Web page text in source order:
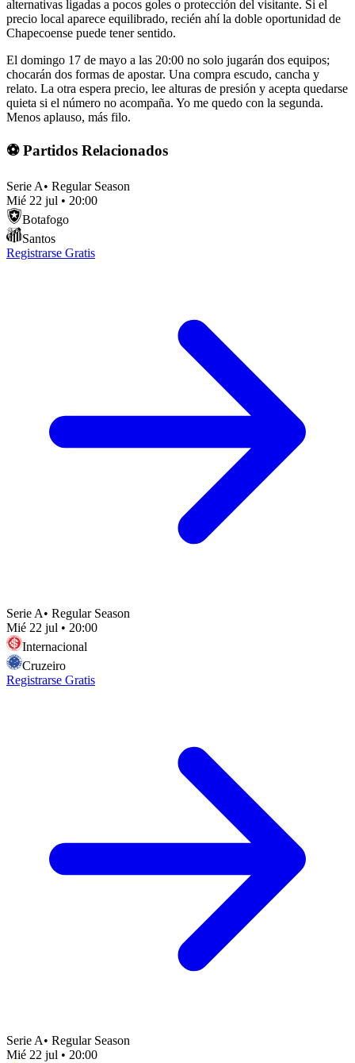
alternativas ligadas a pocos goles o protección del visitante. Si el
precio local aparece equilibrado, recién ahí la doble oportunidad de
Chapecoense puede tener sentido.
El domingo 17 de mayo a las 20:00 no solo jugarán dos equipos;
chocarán dos formas de apostar. Una compra escudo, cancha y
relato. La otra espera precio, lee alturas de presión y acepta quedarse
quieta si el número no acompaña. Yo me quedo con la segunda.
Menos aplauso, más filo.
⚽ Partidos Relacionados
Serie A• Regular Season
Mié 22 jul • 20:00
Botafogo
Santos
Registrarse Gratis
Serie A• Regular Season
Mié 22 jul • 20:00
Internacional
Cruzeiro
Registrarse Gratis
Serie A• Regular Season
Mié 22 jul • 20:00